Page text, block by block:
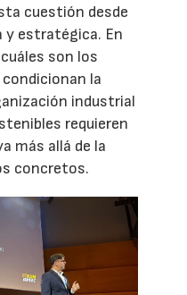
cuestión desde
y estratégica. En
son los
la
industrial
requieren
más allá de la
concretos.